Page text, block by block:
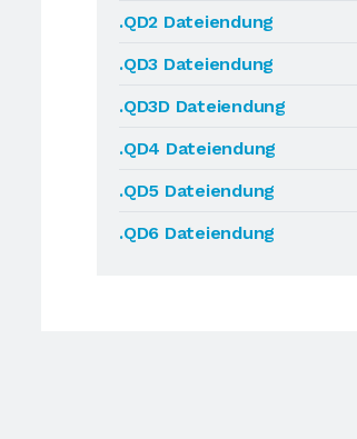
.QD2 Dateiendung
.QD3 Dateiendung
.QD3D Dateiendung
.QD4 Dateiendung
.QD5 Dateiendung
.QD6 Dateiendung